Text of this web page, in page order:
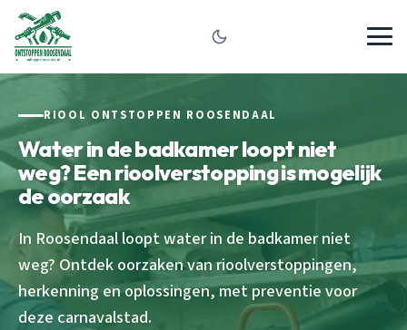
RIOOL ONTSTOPPEN ROOSENDAAL
Water in de badkamer loopt niet
weg? Een rioolverstopping is mogelijk
de oorzaak
In Roosendaal loopt water in de badkamer niet
weg? Ontdek oorzaken van rioolverstoppingen,
herkenning en oplossingen, met preventie voor
deze carnavalstad.